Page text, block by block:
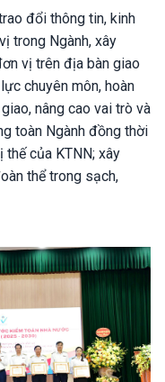
đổi thông tin, kinh
trong Ngành, xây
vị trên địa bàn giao
chuyên môn, hoàn
nâng cao vai trò và
toàn Ngành đồng thời
thế của KTNN; xây
thể trong sạch,